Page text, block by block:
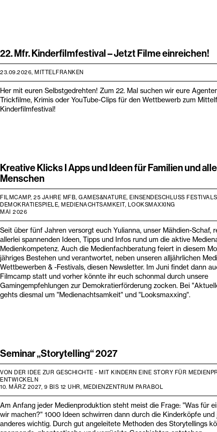
22. Mfr. Kinderfilmfestival – Jetzt Filme einreichen!
23.09.2026, MITTELFRANKEN
Her mit euren Selbstgedrehten! Zum 22. Mal suchen wir eure
Trickfilme, Krimis oder YouTube-Clips für den Wettbewerb zum
Kinderfilmfestival!
Kreative Klicks I Apps und Ideen für Familien und
Menschen
FILMCAMP, 25 JAHRE MFB, GAMES&NATURE, EINSENDESCHLUSS
DEMOKRATIESPIELE, MEDIENACHTSAMKEIT, LOOKSMAXXING
MAI 2026
Seit über fünf Jahren versorgt euch Yulianna, unser Mähdien-Schaf,
allerlei spannenden Ideen, Tipps und Infos rund um die aktive
Medienkompetenz. Auch die Medienfachberatung feiert in diesem
jähriges Bestehen und verantwortet, neben unseren alljährlichen
Wettbewerben & -Festivals, diesen Newsletter. Im Juni findet dann
Filmcamp statt und vorher könnte ihr euch schonmal durch unsere
Gamingempfehlungen zur Demokratierförderung zocken. Bei
gehts diesmal um "Medienachtsamkeit" und "Looksmaxxing".
Seminar „Storytelling“ 2027
VON DER IDEE ZUR GESCHICHTE - MIT KINDERN EINE STORY FÜR
ENTWICKELN
10. MÄRZ 2027, 9 BIS 12 UHR, MEDIENZENTRUM PARABOL
Am Anfang jeder Medienproduktion steht meist die Frage: "Was für
wir machen?" 1000 Ideen schwirren dann durch die Kinderköpfe
anderes wichtig. Durch gut angeleitete Methoden des Storytellings